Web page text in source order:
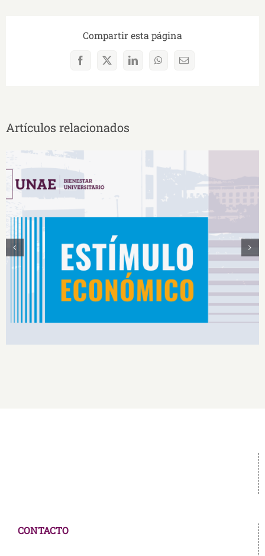
Compartir esta página
Facebook
X LinkedInWhatsAppCorreo
Artículos relacionados
Estímulos Económicos para Deportistas de Alto
Rendimiento IS2026
CONTACTO